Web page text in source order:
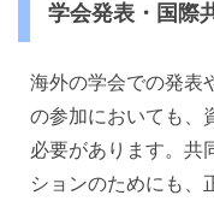
学会発表・国際
海外の学会での発表
の参加においても、
必要があります。共
ションのためにも、